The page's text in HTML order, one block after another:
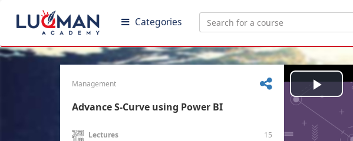
Categories
Management
Advance S-Curve using Power BI
Lectures 15
Play
Video